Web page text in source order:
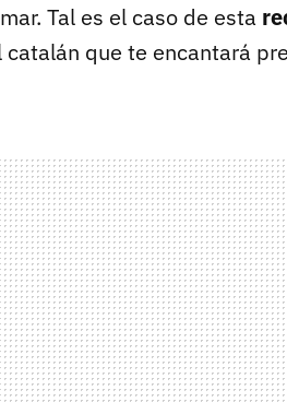
Tal es el caso de esta
que te encantará